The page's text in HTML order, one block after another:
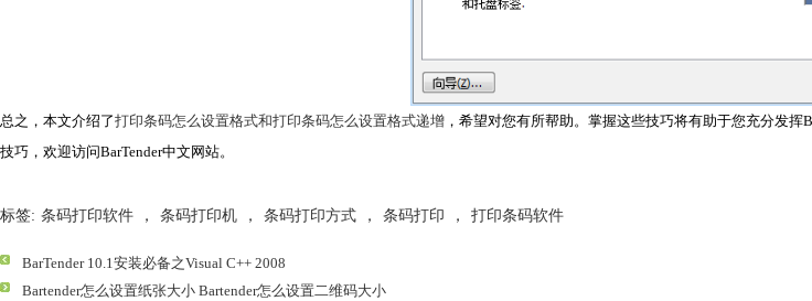
总之，本文介绍了打印条码怎么设置格式和打印条码怎么设置格式递增 ，希望对您有所帮助。掌握这些技巧将有助于您充分发
技巧，欢迎访问BarTender中文网站。
标签: 条码打印软件 ， 条码打印机 ， 条码打印方式 ， 条码打印 ， 打印条码软件
BarTender 10.1安装必备之Visual C++ 2008
Bartender怎么设置纸张大小 Bartender怎么设置二维码大小